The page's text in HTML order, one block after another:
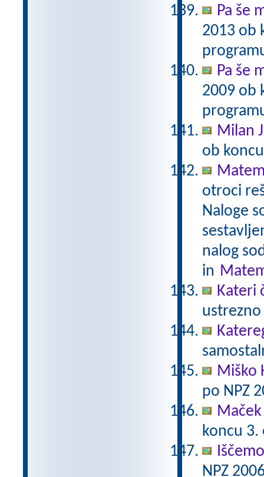
Pa še
2013 ob
Pa še
2009 ob
Milan
ob
otroci
Naloge
nalog
in
Kateri
Miško
po NPZ
koncu
NPZ